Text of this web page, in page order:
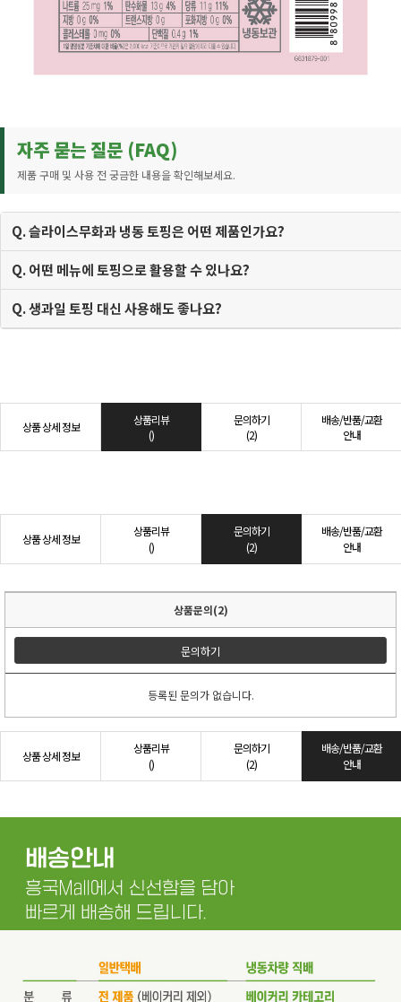
자주 묻는 질문 (FAQ)
제품 구매 및 사용 전 궁금한 내용을 확인해보세요.
Q. 슬라이스무화과 냉동 토핑은 어떤 제품인가요?
Q. 어떤 메뉴에 토핑으로 활용할 수 있나요?
Q. 생과일 토핑 대신 사용해도 좋나요?
상품 상세 정보
상품리뷰
()
문의하기
(2)
배송/반품/교환
안내
상품 상세 정보
상품리뷰
()
문의하기
(2)
배송/반품/교환
안내
상품문의(2)
문의하기
등록된 문의가 없습니다.
상품 상세 정보
상품리뷰
()
문의하기
(2)
배송/반품/교환
안내